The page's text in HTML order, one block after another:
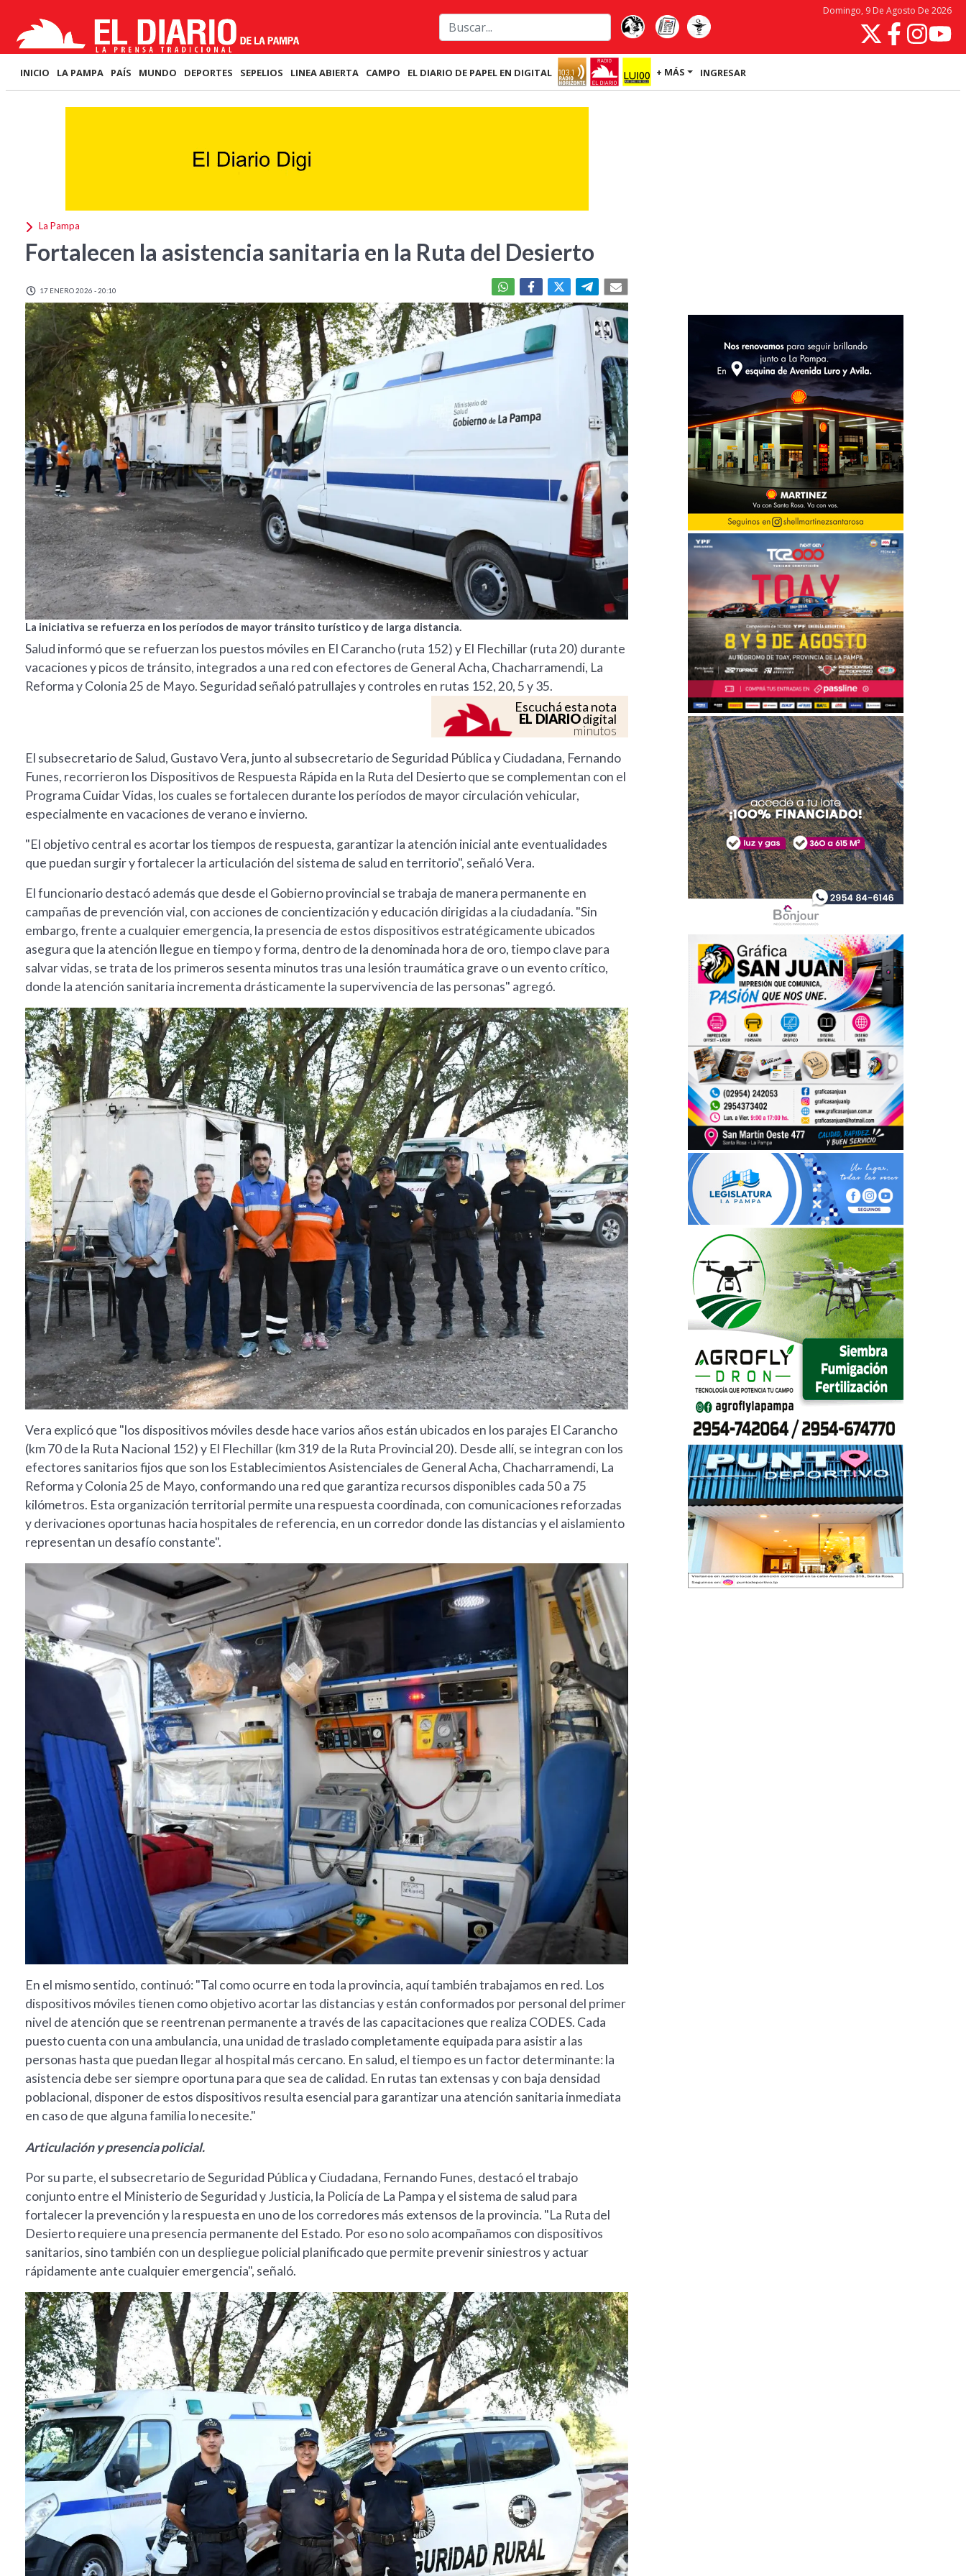
Domingo, 9 De Agosto De 2026
INICIO LA PAMPA PAÍS MUNDO DEPORTES SEPELIOS LINEA ABIERTA CAMPO EL DIARIO DE PAPEL EN DIGITAL + MÁS INGRESAR
La Pampa
Fortalecen la asistencia sanitaria en la Ruta del Desierto
17 ENERO 2026 - 20:10
La iniciativa se refuerza en los períodos de mayor tránsito turístico y de larga distancia.
Salud informó que se refuerzan los puestos móviles en El Carancho (ruta 152) y El Flechillar (ruta 20) durante
vacaciones y picos de tránsito, integrados a una red con efectores de General Acha, Chacharramendi, La
Reforma y Colonia 25 de Mayo. Seguridad señaló patrullajes y controles en rutas 152, 20, 5 y 35.
Escuchá esta nota
EL DIARIOdigital
minutos
El subsecretario de Salud, Gustavo Vera, junto al subsecretario de Seguridad Pública y Ciudadana, Fernando
Funes, recorrieron los Dispositivos de Respuesta Rápida en la Ruta del Desierto que se complementan con el
Programa Cuidar Vidas, los cuales se fortalecen durante los períodos de mayor circulación vehicular,
especialmente en vacaciones de verano e invierno.
"El objetivo central es acortar los tiempos de respuesta, garantizar la atención inicial ante eventualidades
que puedan surgir y fortalecer la articulación del sistema de salud en territorio", señaló Vera.
El funcionario destacó además que desde el Gobierno provincial se trabaja de manera permanente en
campañas de prevención vial, con acciones de concientización y educación dirigidas a la ciudadanía. "Sin
embargo, frente a cualquier emergencia, la presencia de estos dispositivos estratégicamente ubicados
asegura que la atención llegue en tiempo y forma, dentro de la denominada hora de oro, tiempo clave para
salvar vidas, se trata de los primeros sesenta minutos tras una lesión traumática grave o un evento crítico,
donde la atención sanitaria incrementa drásticamente la supervivencia de las personas" agregó.
Vera explicó que "los dispositivos móviles desde hace varios años están ubicados en los parajes El Carancho
(km 70 de la Ruta Nacional 152) y El Flechillar (km 319 de la Ruta Provincial 20). Desde allí, se integran con los
efectores sanitarios fijos que son los Establecimientos Asistenciales de General Acha, Chacharramendi, La
Reforma y Colonia 25 de Mayo, conformando una red que garantiza recursos disponibles cada 50 a 75
kilómetros. Esta organización territorial permite una respuesta coordinada, con comunicaciones reforzadas
y derivaciones oportunas hacia hospitales de referencia, en un corredor donde las distancias y el aislamiento
representan un desafío constante".
En el mismo sentido, continuó: "Tal como ocurre en toda la provincia, aquí también trabajamos en red. Los
dispositivos móviles tienen como objetivo acortar las distancias y están conformados por personal del primer
nivel de atención que se reentrenan permanente a través de las capacitaciones que realiza CODES. Cada
puesto cuenta con una ambulancia, una unidad de traslado completamente equipada para asistir a las
personas hasta que puedan llegar al hospital más cercano. En salud, el tiempo es un factor determinante: la
asistencia debe ser siempre oportuna para que sea de calidad. En rutas tan extensas y con baja densidad
poblacional, disponer de estos dispositivos resulta esencial para garantizar una atención sanitaria inmediata
en caso de que alguna familia lo necesite."
Articulación y presencia policial.
Por su parte, el subsecretario de Seguridad Pública y Ciudadana, Fernando Funes, destacó el trabajo
conjunto entre el Ministerio de Seguridad y Justicia, la Policía de La Pampa y el sistema de salud para
fortalecer la prevención y la respuesta en uno de los corredores más extensos de la provincia. "La Ruta del
Desierto requiere una presencia permanente del Estado. Por eso no solo acompañamos con dispositivos
sanitarios, sino también con un despliegue policial planificado que permite prevenir siniestros y actuar
rápidamente ante cualquier emergencia", señaló.